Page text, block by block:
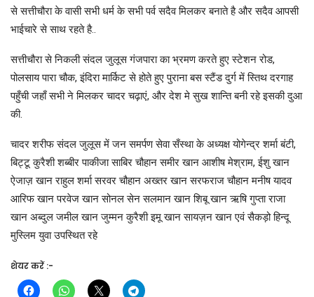
से सत्तीचौरा के वासी सभी धर्म के सभी पर्व सदैव मिलकर बनाते है और सदैव आपसी
भाईचारे से साथ रहते है..
सत्तीचौरा से निकली संदल जुलूस गंजपारा का भ्रमण करते हुए स्टेशन रोड,
पोलसाय पारा चौक, इंदिरा मार्किट से होते हुए पुराना बस स्टैंड दुर्ग में स्तिथ दरगाह
पहुँची जहाँ सभी ने मिलकर चादर चढ़ाएं, और देश मे सुख शान्ति बनी रहे इसकी दुआ
की.
चादर शरीफ संदल जुलूस में जन समर्पण सेवा सँस्था के अध्यक्ष योगेन्द्र शर्मा बंटी,
बिट्टू कुरैशी शब्बीर पाकीजा साबिर चौहान समीर खान आशीष मेश्राम, ईशु खान
ऐजाज़ खान राहुल शर्मा सरवर चौहान अख्तर खान सरफराज चौहान मनीष यादव
आरिफ खान परवेज खान सोनल सेन सलमान खान शिबू खान ऋषि गुप्ता राजा
खान अब्दुल जमील खान जुम्मन कुरैशी इमू खान सायज़न खान एवं सैकड़ो हिन्दू
मुस्लिम युवा उपस्थित रहे
शेयर करें :-